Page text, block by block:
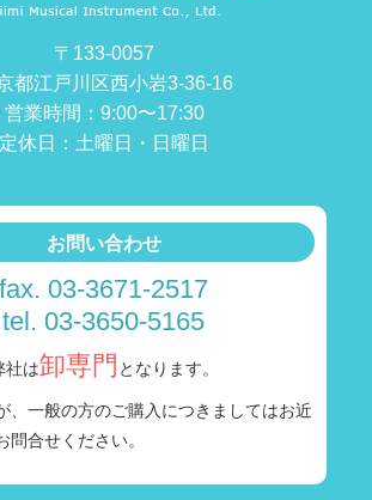
〒133-0057
都江戸川区西小岩3-36-16
営業時間：9:00〜17:30
定休日：土曜日・日曜日
お問い合わせ
fax. 03-3671-2517
tel. 03-3650-5165
社は卸専門 となります。
、一般の方のご購入につきましてはお近
問合せください。